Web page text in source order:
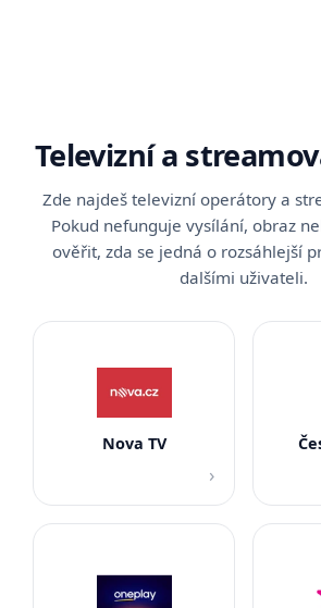
Televizní a
Zde najdeš televizní operátory a
Pokud nefunguje vysílání, obraz
ověřit, zda se jedná o rozsáhlejší
dalšími uživateli.
Nova TV
›